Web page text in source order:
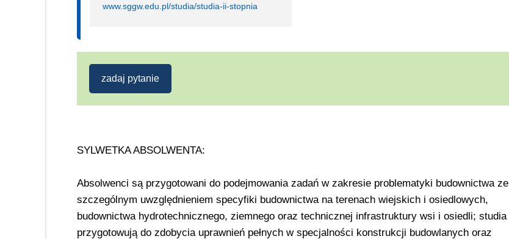
www.sggw.edu.pl/studia/studia-ii-stopnia
zadaj pytanie
SYLWETKA ABSOLWENTA:
Absolwenci są przygotowani do podejmowania zadań w zakresie problematyki budownictwa ze
szczególnym uwzględnieniem specyfiki budownictwa na terenach wiejskich i osiedlowych,
budownictwa hydrotechnicznego, ziemnego oraz technicznej infrastruktury wsi i osiedli; studia
przygotowują do zdobycia uprawnień pełnych w specjalności konstrukcji budowlanych oraz